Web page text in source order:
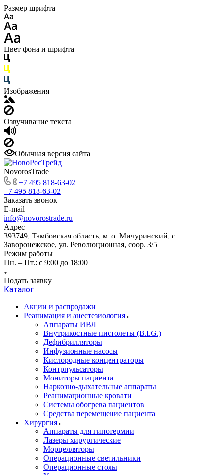
Размер шрифта
Цвет фона и шрифта
Изображения
Озвучивание текста
Обычная версия сайта
NovorosTrade
+7 495 818-63-02
+7 495 818-63-02
Заказать звонок
E-mail
info@novorostrade.ru
Адрес
393749, Тамбовская область, м. о. Мичуринский, с.
Заворонежское, ул. Революционная, соор. 3/5
Режим работы
Пн. – Пт.: с 9:00 до 18:00
Подать заявку
Каталог
Акции и распродажи
Реанимация и анестезиология
Аппараты ИВЛ
Внутрикостные пистолеты (B.I.G.)
Дефибрилляторы
Инфузионные насосы
Кислородные концентраторы
Контрпульсаторы
Мониторы пациента
Наркозно-дыхательные аппараты
Реанимационные кровати
Системы обогрева пациентов
Средства перемещение пациента
Хирургия
Аппараты для гипотермии
Лазеры хирургические
Морцелляторы
Операционные светильники
Операционные столы